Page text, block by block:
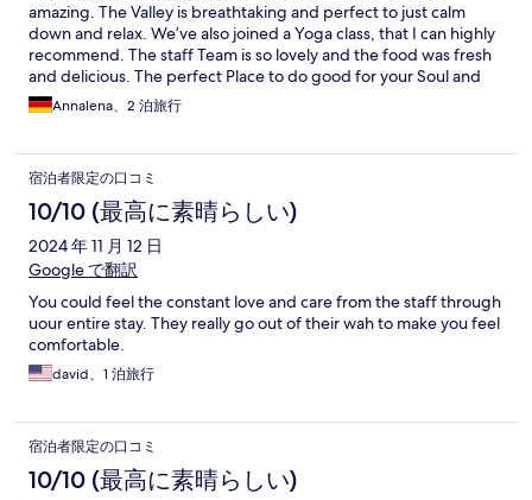
amazing. The Valley is breathtaking and perfect to just calm
down and relax. We’ve also joined a Yoga class, that I can highly
recommend. The staff Team is so lovely and the food was fresh
and delicious. The perfect Place to do good for your Soul and
Body.Annalena、2 泊旅行
宿泊者限定の口コミ
10/10 (最高に素晴らしい)
2024 年 11 月 12 日
Google で翻訳
You could feel the constant love and care from the staff through
uour entire stay. They really go out of their wah to make you feel
comfortable.
david、1 泊旅行
宿泊者限定の口コミ
10/10 (最高に素晴らしい)